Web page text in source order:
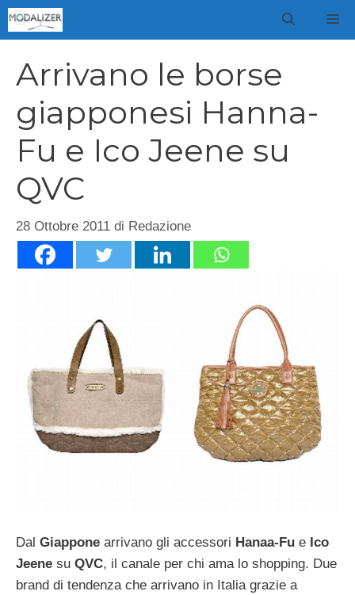
Vai
al
Arrivano le borse
giapponesi Hanna-
Fu e Ico Jeene su
QVC
28 Ottobre 2011 di Redazione
Dal Giappone arrivano gli accessori Hanaa-Fu e Ico
Jeene su QVC, il canale per chi ama lo shopping. Due
brand di tendenza che arrivano in Italia grazie a